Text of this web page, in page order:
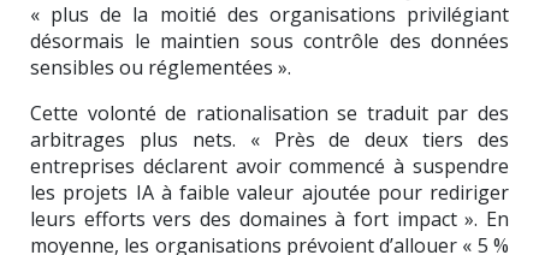
« plus de la moitié des organisations privilégiant
désormais le maintien sous contrôle des données
sensibles ou réglementées ».
Cette volonté de rationalisation se traduit par des
arbitrages plus nets. « Près de deux tiers des
entreprises déclarent avoir commencé à suspendre
les projets IA à faible valeur ajoutée pour rediriger
leurs efforts vers des domaines à fort impact ». En
moyenne, les organisations prévoient d’allouer « 5 %